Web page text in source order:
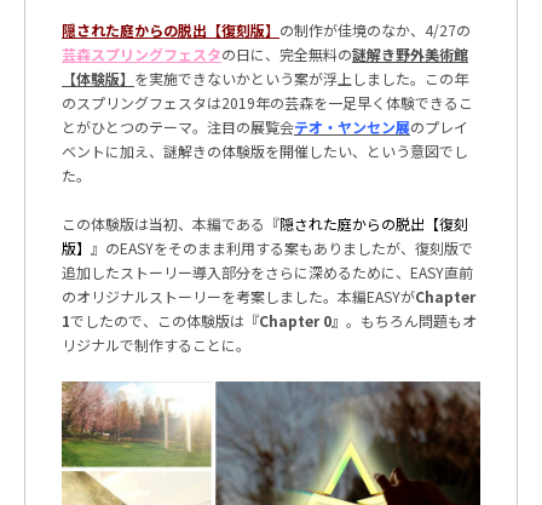
隠された庭からの脱出【復刻版】 の制作が佳境のなか、 4/27の
芸森スプリングフェスタの日に、完全無料の謎解き野外美術館
【体験版】 を実施できないかという案が浮上しました。この年
のスプリングフェスタは2019年の芸森を一足早く体験できるこ
とがひとつのテーマ。注目の展覧会テオ・ヤンセン展のプレイ
ベントに加え、謎解きの体験版を開催したい、という意図でし
た。
この体験版は当初、本編である『隠された庭からの脱出【復刻
版】 』のEASYをそのまま利用する案もありましたが、復刻版で
追加したストーリー導入部分をさらに深めるために、 EASY直前
のオリジナルストーリーを考案しました。本編EASYがChapter
1でしたので、この体験版は『Chapter 0』。もちろん問題もオ
リジナルで制作することに。